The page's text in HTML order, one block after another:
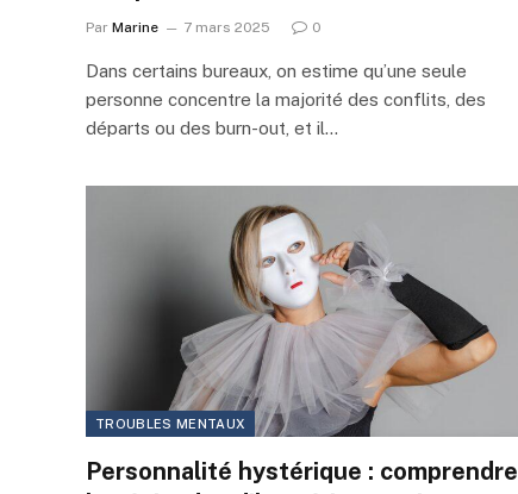
Par Marine 7 mars 2025 0
Dans certains bureaux, on estime qu’une seule
personne concentre la majorité des conflits, des
départs ou des burn-out, et il…
TROUBLES MENTAUX
Personnalité hystérique : comprendre